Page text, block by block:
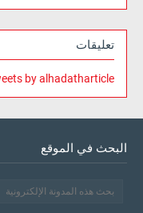
تعليقات
by alhadatharticle
البحث في الموقع